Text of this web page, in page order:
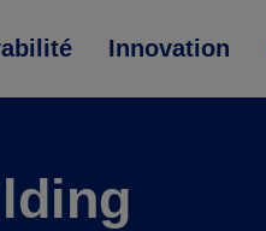
Innovation